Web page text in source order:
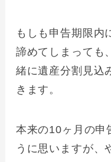
もしも申告期限内
諦めてしまっても
緒に遺産分割見込
きます。
本来の10ヶ月の申
うに思いますが、